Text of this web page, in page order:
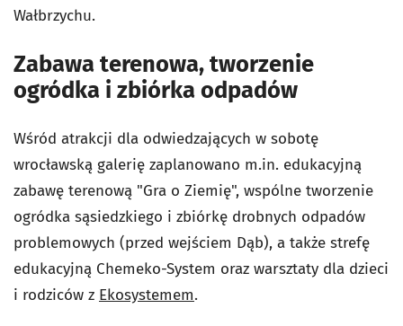
Wałbrzychu.
Zabawa terenowa, tworzenie
ogródka i zbiórka odpadów
Wśród atrakcji dla odwiedzających w sobotę
wrocławską galerię zaplanowano m.in. edukacyjną
zabawę terenową "Gra o Ziemię", wspólne tworzenie
ogródka sąsiedzkiego i zbiórkę drobnych odpadów
problemowych (przed wejściem Dąb), a także strefę
edukacyjną Chemeko-System oraz warsztaty dla dzieci
i rodziców z Ekosystemem.